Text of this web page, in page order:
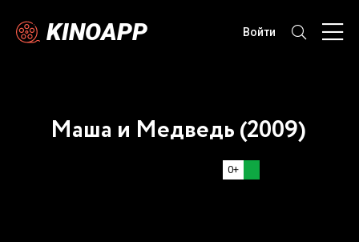
KINOAPP Войти
Маша и Медведь (2009)
0+